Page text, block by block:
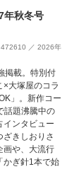
年秋冬号
472610 ／ 2026年
掲載。特別付
×大塚屋のコラ
」。新作コー
話題沸騰中の
インタビュー
ざきしおりさ
画や、大流行
かぎ針1本で始